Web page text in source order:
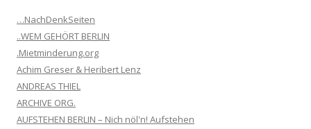
…NachDenkSeiten
..WEM GEHÖRT BERLIN
.Mietminderung.org
Achim Greser & Heribert Lenz
ANDREAS THIEL
ARCHIVE ORG.
AUFSTEHEN BERLIN – Nich nöl'n! Aufstehen